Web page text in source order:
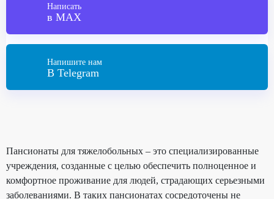
Написать
в MAX
Напишите нам
В Telegram
Пансионаты для тяжелобольных – это специализированные
учреждения, созданные с целью обеспечить полноценное и
комфортное проживание для людей, страдающих серьезными
заболеваниями. В таких пансионатах сосредоточены не